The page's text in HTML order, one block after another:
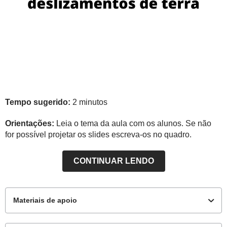
Tempo sugerido: 2 minutos
Orientações: Leia o tema da aula com os alunos. Se não
for possível projetar os slides escreva-os no quadro.
CONTINUAR LENDO
Materiais de apoio